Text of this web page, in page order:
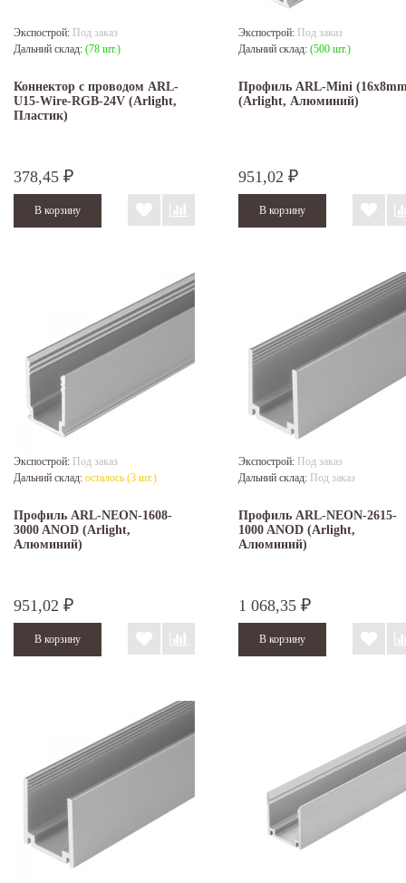
Экспострой: Под заказ
Дальний склад: (78 шт.)
Коннектор с проводом ARL-
U15-Wire-RGB-24V (Arlight,
Пластик)
378,45 ₽
Экспострой: Под заказ
Дальний склад: (500 шт.)
Профиль ARL-Mini
(Arlight, Алюминий)
951,02 ₽
Экспострой: Под заказ
Дальний склад: осталось (3 шт.)
Профиль ARL-NEON-1608-
3000 ANOD (Arlight,
Алюминий)
951,02 ₽
Экспострой: Под заказ
Дальний склад: Под заказ
Профиль ARL-NEON-2615-
1000 ANOD (Arlight,
Алюминий)
1 068,35 ₽